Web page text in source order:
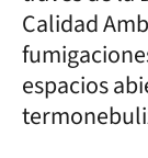
Calidad
espacios